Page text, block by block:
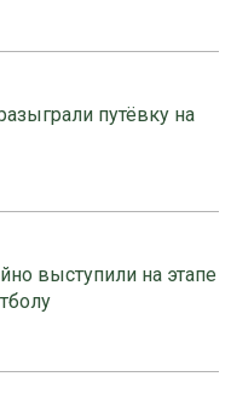
путёвку на
выступили на этапе